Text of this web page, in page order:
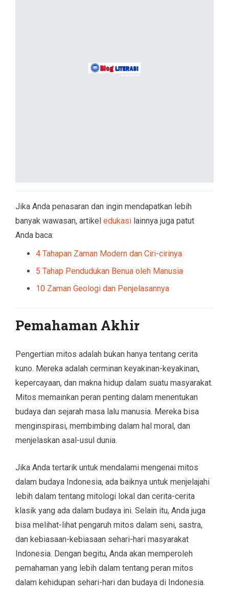
Jika Anda penasaran dan ingin mendapatkan lebih
banyak wawasan, artikel edukasi lainnya juga patut
Anda baca:
4 Tahapan Zaman Modern dan Ciri-cirinya
5 Tahap Pendudukan Benua oleh Manusia
10 Zaman Geologi dan Penjelasannya
Pemahaman Akhir
Pengertian mitos adalah bukan hanya tentang cerita
kuno. Mereka adalah cerminan keyakinan-keyakinan,
kepercayaan, dan makna hidup dalam suatu masyarakat.
Mitos memainkan peran penting dalam menentukan
budaya dan sejarah masa lalu manusia. Mereka bisa
menginspirasi, membimbing dalam hal moral, dan
menjelaskan asal-usul dunia.
Jika Anda tertarik untuk mendalami mengenai mitos
dalam budaya Indonesia, ada baiknya untuk menjelajahi
lebih dalam tentang mitologi lokal dan cerita-cerita
klasik yang ada dalam budaya ini. Selain itu, Anda juga
bisa melihat-lihat pengaruh mitos dalam seni, sastra,
dan kebiasaan-kebiasaan sehari-hari masyarakat
Indonesia. Dengan begitu, Anda akan memperoleh
pemahaman yang lebih dalam tentang peran mitos
dalam kehidupan sehari-hari dan budaya di Indonesia.